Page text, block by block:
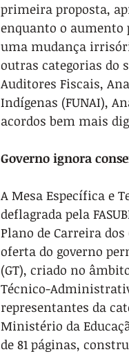
primeira proposta,
enquanto o aumento
uma mudança
outras categorias do
Auditores Fiscais,
Indígenas (FUNAI),
acordos bem mais
Governo ignora
A Mesa Específica e
deflagrada pela
Plano de Carreira dos
oferta do governo
(GT), criado no
Técnico-
representantes da
Ministério da
de 81 páginas,